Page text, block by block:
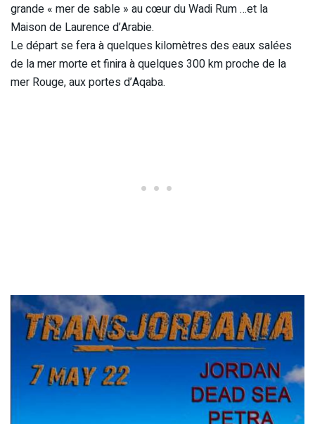
grande « mer de sable » au cœur du Wadi Rum …et la
Maison de Laurence d’Arabie.
Le départ se fera à quelques kilomètres des eaux salées
de la mer morte et finira à quelques 300 km proche de la
mer Rouge, aux portes d’Aqaba.